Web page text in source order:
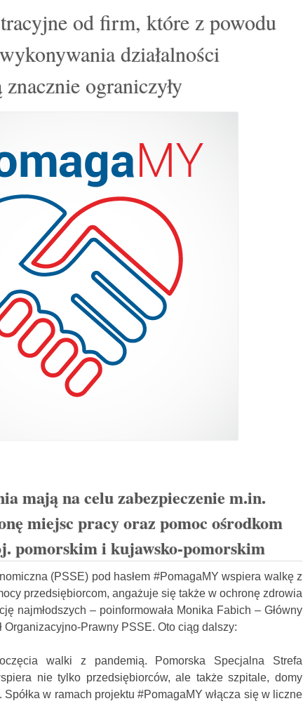
od firm, które z powodu
działalności
ograniczyły
mają na celu zabezpieczenie m.in.
miejsc pracy oraz pomoc ośrodkom
pomorskim i kujawsko-pomorskim
(PSSE) pod hasłem #PomagaMY wspiera walkę z
przedsiębiorcom, angażuje się także w ochronę zdrowia
najmłodszych – poinformowała Monika Fabich – Główny
Organizacyjno-Prawny PSSE. Oto ciąg dalszy:
walki z pandemią. Pomorska Specjalna Strefa
nie tylko przedsiębiorców, ale także szpitale, domy
w ramach projektu #PomagaMY włącza się w liczne